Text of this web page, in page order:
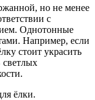
но не менее
с
Однотонные
Например, если
стоит украсить
ёлки.